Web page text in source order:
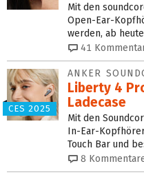
Mit den
Open-Ear-
werden, ab
41
CES 2025
ANKER
Liberty 4
Ladecase
Mit den
In-Ear-
Touch Bar und
8